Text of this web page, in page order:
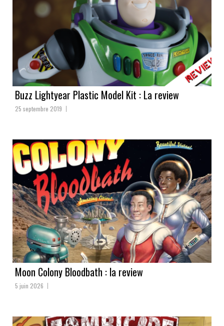
Buzz Lightyear Plastic Model Kit : La review
25 septembre 2019
Moon Colony Bloodbath : la review
5 juin 2026